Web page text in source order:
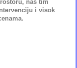
naš tim
i visok